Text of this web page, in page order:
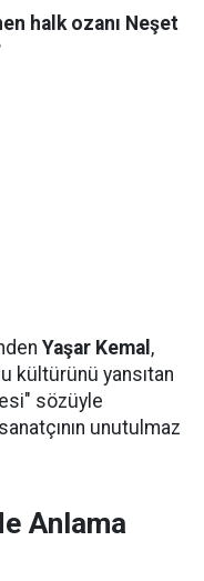
halk ozanı Neşet
Yaşar Kemal ,
kültürünü yansıtan
sözüyle
unutulmaz
Anlama